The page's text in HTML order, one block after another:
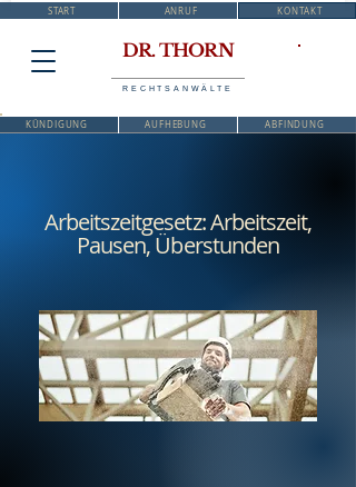
START ANRUF KONTAKT
DR. THORN
RECHTSANWÄLTE
KÜNDIGUNG AUFHEBUNG ABFINDUNG
Arbeitszeitgesetz: Arbeitszeit,
Pausen, Überstunden